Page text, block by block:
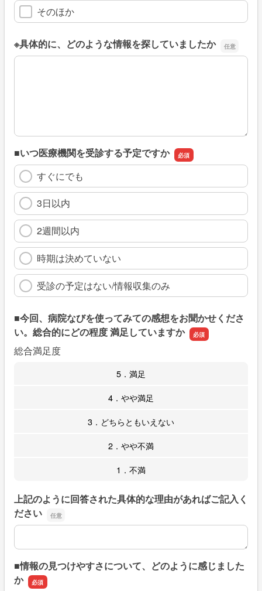
そのほか
※具体的に、どのような情報を探していましたか
※具体的に、どのような情報を探していましたか
■いつ医療機関を受診する予定ですか
すぐにでも
3日以内
2週間以内
時期は決めていない
受診の予定はない/情報収集のみ
■今回、病院なびを使ってみての感想をお聞かせくださ
い。総合的にどの程度 満足していますか
総合満足度
5．満足
4．やや満足
3．どちらともいえない
2．やや不満
1．不満
上記のように回答された具体的な理由があればご記入く
ださい
上記のように回答された具体的な理由があればご記入くだ
■情報の見つけやすさについて、どのように感じました
か